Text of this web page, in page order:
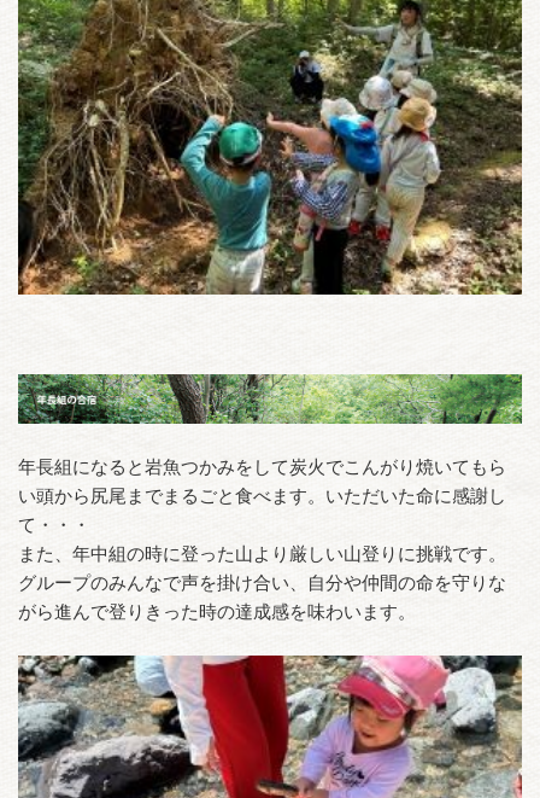
年長組になると岩魚つかみをして炭火でこんがり焼いてもら
い頭から尻尾までまるごと食べます。いただいた命に感謝し
て・・・
また、年中組の時に登った山より厳しい山登りに挑戦です。
グループのみんなで声を掛け合い、自分や仲間の命を守りな
がら進んで登りきった時の達成感を味わいます。